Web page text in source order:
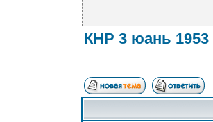
КНР 3 юань 1953